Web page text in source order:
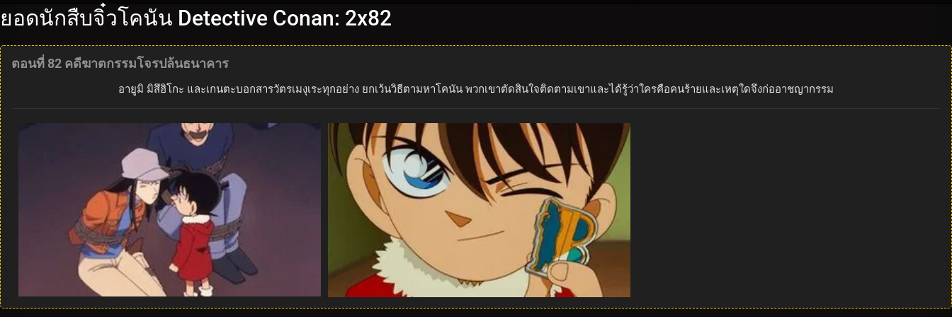
ยอดนักสืบจิ๋วโคนัน Detective Conan: 2x82
ตอนที่ 82 คดีฆาตกรรมโจรปล้นธนาคาร
อายูมิ มิสึฮิโกะ และเกนตะบอกสารวัตรเมงุเระทุกอย่าง ยกเว้นวิธีตามหาโคนัน พวกเขาตัดสินใจติดตามเขาและได้รู้ว่าใครคือคนร้ายและเหตุใดจึงก่ออาชญากรรม